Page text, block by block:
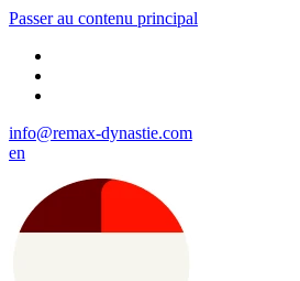
Passer au contenu principal
info@remax-dynastie.com
en